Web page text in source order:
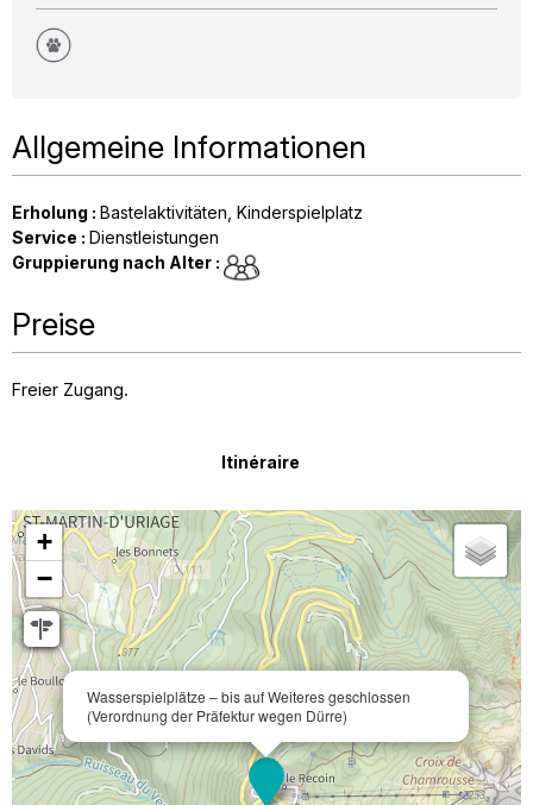
Allgemeine Informationen
Erholung : Bastelaktivitäten Kinderspielplatz
Service : Dienstleistungen
Gruppierung nach Alter :
Preise
Freier Zugang.
Itinéraire
Wasserspielplätze – bis auf Weiteres geschlossen
(Verordnung der Präfektur wegen Dürre)
+
−